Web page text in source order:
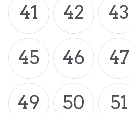
41 42 43
45
46 47
49
50 51